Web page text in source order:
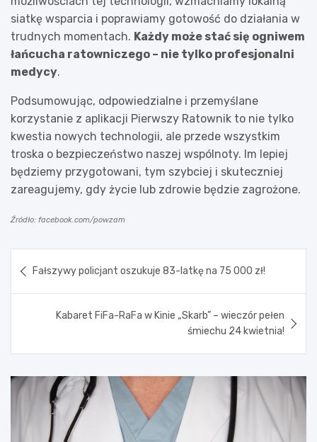
siatkę wsparcia i poprawiamy gotowość do działania w
trudnych momentach. Każdy może stać się ogniwem
łańcucha ratowniczego – nie tylko profesjonalni
medycy.
Podsumowując, odpowiedzialne i przemyślane
korzystanie z aplikacji Pierwszy Ratownik to nie tylko
kwestia nowych technologii, ale przede wszystkim
troska o bezpieczeństwo naszej wspólnoty. Im lepiej
będziemy przygotowani, tym szybciej i skuteczniej
zareagujemy, gdy życie lub zdrowie będzie zagrożone.
Źródło: facebook.com/powzam
wpisu
Fałszywy policjant oszukuje 83-latkę na 75 000 zł!
Kabaret FiFa-RaFa w Kinie „Skarb” – wieczór pełen
śmiechu 24 kwietnia!